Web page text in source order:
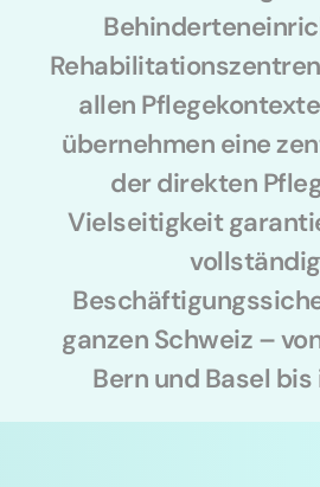
allen
übernehmen eine
der direkten
Vielseitigkeit
ganzen Schweiz –
Bern und Basel bis